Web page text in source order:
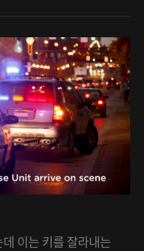
이는 키를 잘라내는